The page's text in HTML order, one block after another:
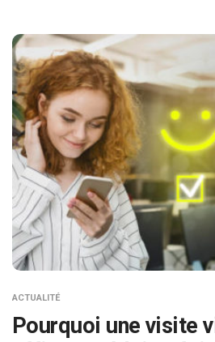
ACTUALITÉ
Pourquoi une visite